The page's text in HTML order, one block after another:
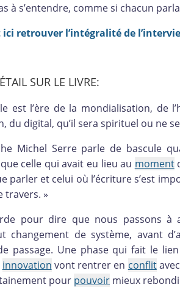
à s’entendre, comme si chacun
retrouver l’intégralité de
SUR LE LIVRE:
est l’ère de la mondialisation, de
du digital, qu’il sera spirituel ou ne
Michel Serre parle de bascule
celle qui avait eu lieu au moment
parler et celui où l’écriture s’est
travers. »
pour dire que nous passons à
changement de système, avant
passage. Une phase qui fait le
innovation vont rentrer en conflit
pour pouvoir mieux